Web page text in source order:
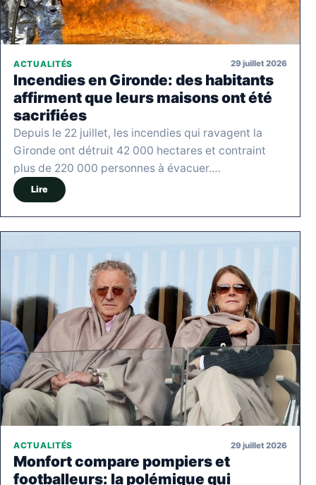
ACTUALITÉS 29 juillet 2026
Incendies en Gironde: des habitants
affirment que leurs maisons ont été
sacrifiées
Depuis le 22 juillet, les incendies qui ravagent la
Gironde ont détruit 42 000 hectares et contraint
plus de 220 000 personnes à évacuer.…
Lire
ACTUALITÉS 29 juillet 2026
Monfort compare pompiers et
footballeurs: la polémique qui